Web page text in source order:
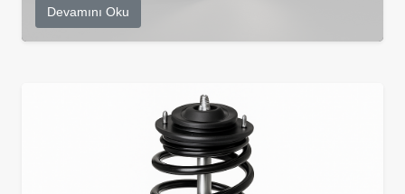
Devamını Oku